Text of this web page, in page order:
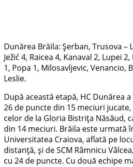
Dunărea Brăila: Șerban, Trusova –
Ježić 4, Raicea 4, Kanaval 2, Lupei
1, Popa 1, Milosavljevic, Venancio,
Leslie.
După această etapă, HC Dunărea
26 de puncte din 15 meciuri
celor de la Gloria Bistrița Năsăud,
din 14 meciuri. Brăila este urmată
Universitatea Craiova, aflată pe
distanță, și de SCM Râmnicu
cu 24 de puncte. Cu două echipe